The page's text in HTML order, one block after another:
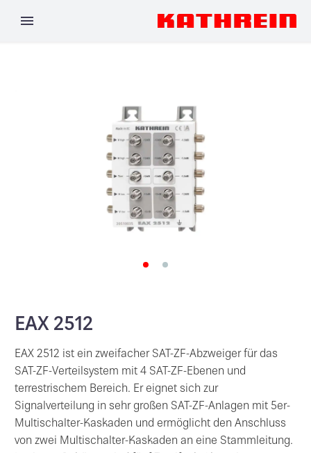
EAX 2512
EAX 2512 ist ein zweifacher SAT-ZF-Abzweiger für das
SAT-ZF-Verteilsystem mit 4 SAT-ZF-Ebenen und
terrestrischem Bereich. Er eignet sich zur
Signalverteilung in sehr großen SAT-ZF-Anlagen mit 5er-
Multischalter-Kaskaden und ermöglicht den Anschluss
von zwei Multischalter-Kaskaden an eine Stammleitung.